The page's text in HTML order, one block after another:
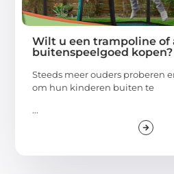
Wilt u een trampoline of
buitenspeelgoed kopen?
Steeds meer ouders proberen
om hun kinderen buiten te
...